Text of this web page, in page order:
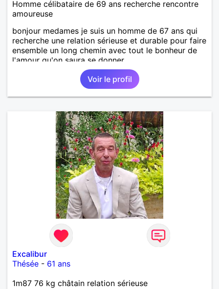
Homme célibataire de 69 ans recherche rencontre
amoureuse
bonjour medames je suis un homme de 67 ans qui
recherche une relation sérieuse et durable pour faire
ensemble un long chemin avec tout le bonheur de
l'amour qu'on saura se donner.
Voir le profil
Excalibur
Thésée - 61 ans
1m87 76 kg châtain relation sérieuse